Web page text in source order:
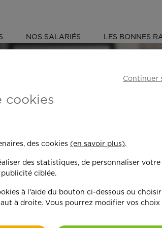
NOS SALARIÉS LES BONNES
plus
y met du
Continuer
cookies
des cookies (en savoir plus).
des statistiques, de personnaliser
publicité ciblée.
à l'aide du bouton ci-dessous ou
à droite. Vous pourrez modifier vos